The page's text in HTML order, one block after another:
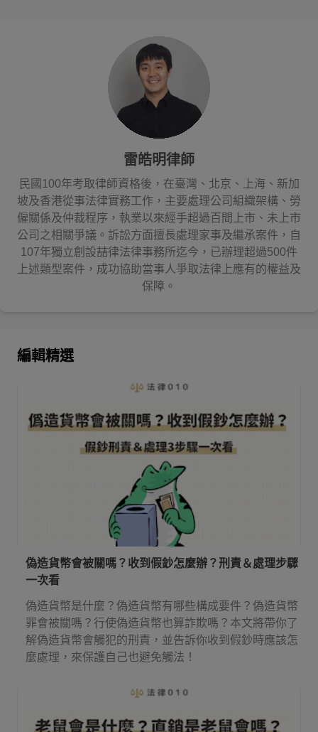
雷皓明律師
民國100年考取律師資格後，在臺灣、北京、上海、新加
坡及香港從事法律實務工作，主要處理公司組織架構、勞
僱關係及仲裁程序，執業以來經手超過百間上市、未上市
公司之相關爭議。訴訟方面擅長處理家事及繼承案件，自
107年獨立創設喆律法律事務所迄今，已辦理超過500件
上述類型案件，成功協助當事人爭取法律上應有的權益及
保障。
編輯精選
偽造貨幣會被關嗎？收到假鈔怎麼辦？刑責＆處理步驟
一次看
偽造貨幣是什麼？偽造貨幣有哪些構成要件？偽造貨幣
罪會被關嗎？行使偽造貨幣也算詐欺嗎？本文將帶你了
解偽造貨幣會觸犯的刑責，並告訴你收到假鈔時應該怎
麼處理，來保護自己也避免觸法！